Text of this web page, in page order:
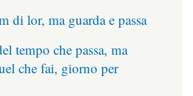
di lor, ma guarda e passa
tempo che passa, ma
che fai, giorno per